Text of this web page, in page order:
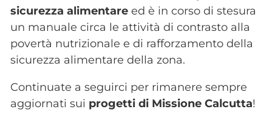
sicurezza alimentare ed è in corso di stesura
un manuale circa le attività di contrasto alla
povertà nutrizionale e di rafforzamento della
sicurezza alimentare della zona.
Continuate a seguirci per rimanere sempre
aggiornati sui progetti di Missione Calcutta!